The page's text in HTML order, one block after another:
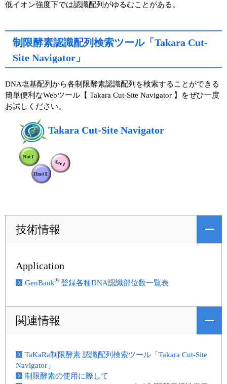
低イオン強度下では認識配列がゆるむことがある。
制限酵素認識配列検索ツール「Takara Cut-
Site Navigator」
DNA塩基配列から各制限酵素認識配列を検索することができる
簡単便利なWebツール【 Takara Cut-Site Navigator 】をぜひ一度
お試しください。
Takara Cut-Site Navigator
技術情報
Application
GenBank® 登録各種DNA認識部位数一覧表
関連情報
TaKaRa制限酵素 認識配列検索ツール「Takara Cut-Site
Navigator」
制限酵素の使用に際して